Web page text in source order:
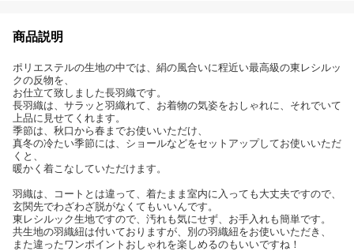
商品説明
ポリエステルの生地の中では、絹の風合いに程近い最高級の東レシルッ
クの反物を、
お仕立て致しました長羽織です。
長羽織は、サラッと羽織れて、お着物の気姿をおしゃれに、それでいて
上品に見せてくれます。
季節は、秋口から春までお使いいただけ、
真冬の冷たい季節には、ショールなどをセットアップしてお使いいただ
くと、
暖かく着こなしていただけます。
羽織は、コートとは違って、着たまま室内に入っても大丈夫ですので、
玄関先でわざわざ脱がなくてもいいんです。
東レシルック生地ですので、汚れも気にせず、お手入れも簡単です。
共生地の羽織紐は付いておりますが、別の羽織紐をお使いいただき、
また違ったワンポイントおしゃれを楽しめるのもいいですね！